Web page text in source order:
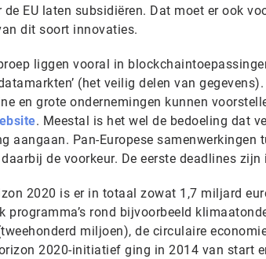
EU laten subsidiëren. Dat moet er ook
dit soort innovaties.
liggen vooral in
(het veilig delen van
en grote ondernemingen kunnen
. Meestal is het wel de bedoeling dat
aangaan. Pan-Europese samenwerkingen
de voorkeur. De eerste deadlines zijn
2020 is er in totaal zowat 1,7 miljard
programma’s rond bijvoorbeeld
miljoen), de circulaire
2020-initiatief ging in 2014 van start